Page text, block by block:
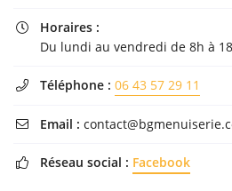

Horaires :
Du lundi au vendredi de 8h à
 Téléphone : 06 43 57 29 11
 Email :
 Réseau social : Facebook